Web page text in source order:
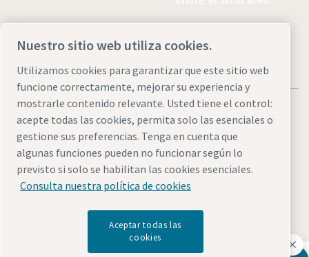
Avisos legales y de privacidadAdministrar cookies
AccesibilidadMapa del sitio
© 2026 Atlas Copco
Nuestro sitio web utiliza cookies.
Utilizamos cookies para garantizar que este sitio web
funcione correctamente, mejorar su experiencia y
mostrarle contenido relevante. Usted tiene el control:
acepte todas las cookies, permita solo las esenciales o
gestione sus preferencias. Tenga en cuenta que
algunas funciones pueden no funcionar según lo
previsto si solo se habilitan las cookies esenciales.
Consulta nuestra política de cookies
Aceptar todas las
cookies